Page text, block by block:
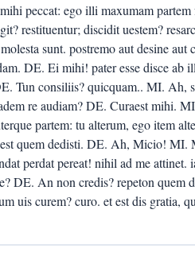
peccat: ego illi maxumam
restituentur; discidit uestem?
sunt. postremo aut desine aut
DE. Ei mihi! pater esse disce ab
Tun consiliis? quicquam.. MI. Ah,
re audiam? DE. Curaest mihi.
partem: tu alterum, ego item
quem dedisti. DE. Ah, Micio!
perdat pereat! nihil ad me attinet.
DE. An non credis? repeton quem
uis curem? curo. et est dis gratia,